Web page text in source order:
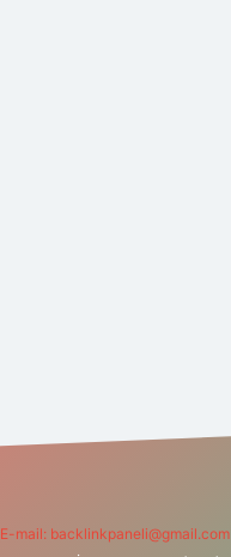
E-mail: backlinkpaneli@gmail.com